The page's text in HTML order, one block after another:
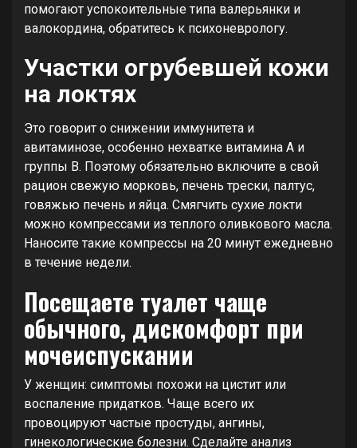
помогают успокоительные типа валерьянки и
валокордина, обратитесь к психоневрологу.
Участки огрубевшей кожи
на локтях
Это говорит о снижении иммунитета и
авитаминозе, особенно нехватке витамина А и
группы В. Поэтому обязательно включите в свой
рацион свежую морковь, печень трески, палтус,
говяжью печень и яйца. Смягчить сухие локти
можно компрессами из теплого оливкового масла.
Наносите такие компрессы на 20 минут ежедневно
в течение недели.
Посещаете туалет чаще
обычного, дискомфорт при
мочеиспускании
У женщин: симптомы похожи на цистит или
воспаление придатков. Чаще всего их
провоцируют частые простуды, ангины,
гинекологические болезни. Сделайте анализ